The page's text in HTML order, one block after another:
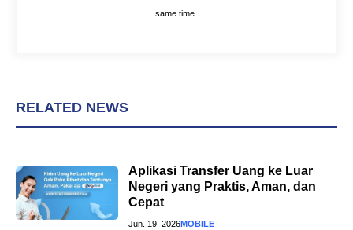
same time.
RELATED NEWS
Aplikasi Transfer Uang ke Luar
Negeri yang Praktis, Aman, dan
Cepat
Jun. 19, 2026MOBILE